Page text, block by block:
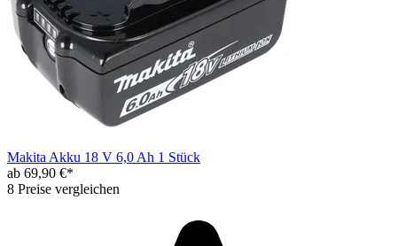
Makita Akku 18 V 6,0 Ah 1 Stück
ab 69,90 €*
8 Preise vergleichen